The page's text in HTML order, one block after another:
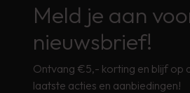
Meld je aan
nieuwsbrief!
Ontvang €5,- korting en blijf op
laatste acties en aanbiedingen!